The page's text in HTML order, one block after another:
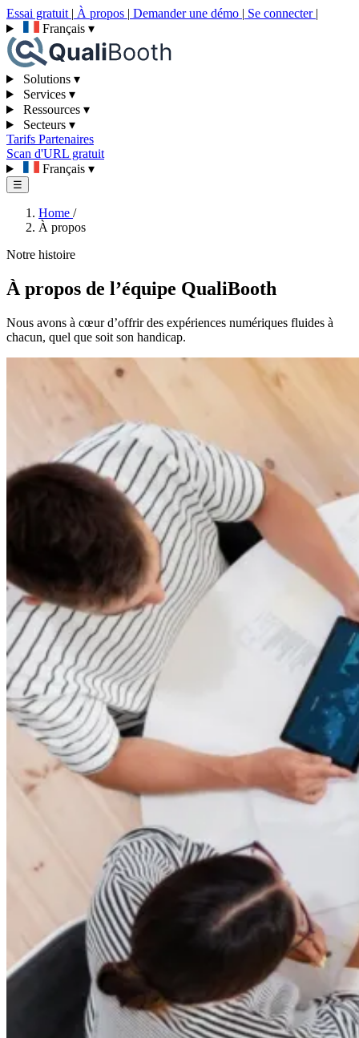
Essai gratuit | À propos | Demander une démo | Se connecter |
Français ▾
Solutions ▾
Services ▾
Ressources ▾
Secteurs ▾
Tarifs Partenaires
Scan d'URL gratuit
Français ▾
☰
Home /
À propos
Notre histoire
À propos de l’équipe QualiBooth
Nous avons à cœur d’offrir des expériences numériques fluides à
chacun, quel que soit son handicap.